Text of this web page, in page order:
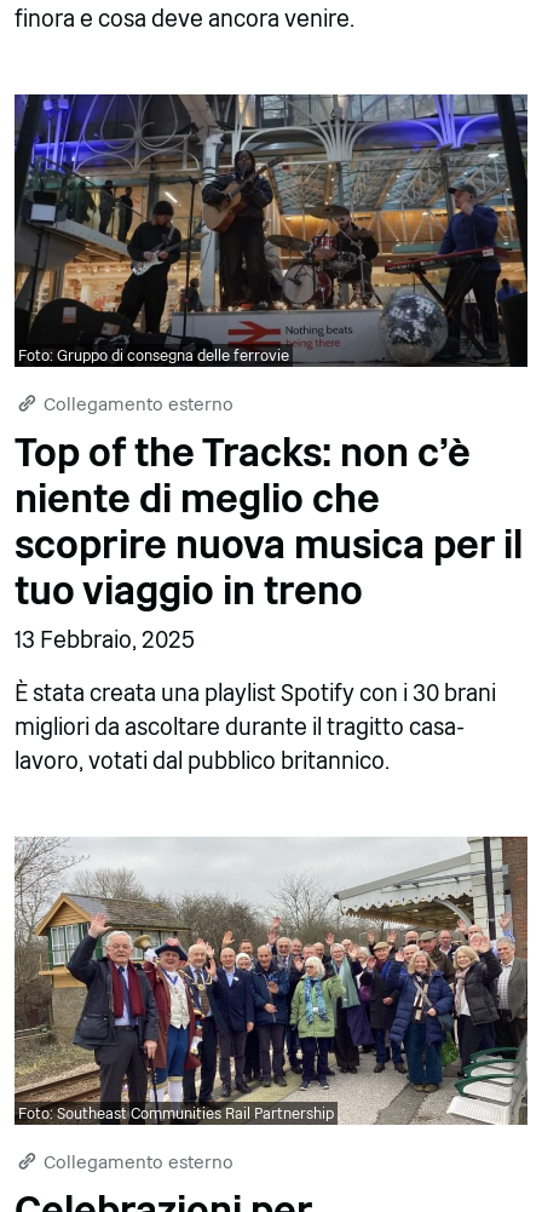
finora e cosa deve ancora venire.
Foto: Gruppo di consegna delle ferrovie
Collegamento esterno
Top of the Tracks: non c'è
niente di meglio che
scoprire nuova musica per il
tuo viaggio in treno
13 Febbraio, 2025
È stata creata una playlist Spotify con i 30 brani
migliori da ascoltare durante il tragitto casa-
lavoro, votati dal pubblico britannico.
Foto: Southeast Communities Rail Partnership
Collegamento esterno